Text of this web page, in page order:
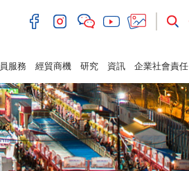
服務 經貿商機 研究 資訊 企業社會責任